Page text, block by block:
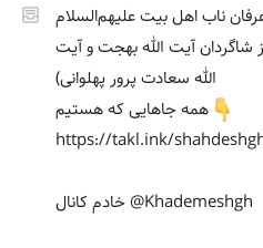
ناب اهل بیت علیهم‌السلام
شاگردان آیت الله بهجت و آیت
الله سعادت پرور پهلوانی)
همه جاهایی که هستیم
https://takl.ink/
خادم کانال @Khademeshgh